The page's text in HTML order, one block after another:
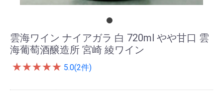
雲海ワイン ナイアガラ 白 720ml やや甘口 雲
海葡萄酒醸造所 宮崎 綾ワイン
★★★★★ 5.0(2件)